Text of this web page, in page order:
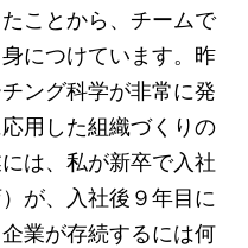
ことから、チームで
につけています。昨
ング科学が非常に発
用した組織づくりの
は、私が新卒で入社
が、入社後９年目に
業が存続するには何